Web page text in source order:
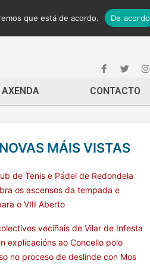
AXENDA CONTACTO
NOVAS MÁIS VISTAS
de Tenis e Pádel de Redondela
os ascensos da tempada e
o VIII Aberto
veciñais de Vilar de Infesta
explicacións ao Concello polo
no proceso de deslinde con Mos
que está de acordo. De acordo